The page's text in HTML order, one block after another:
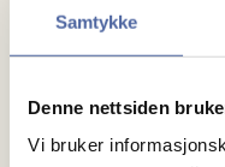
Samtykke
Denne nettsiden
Vi bruker
Det blir